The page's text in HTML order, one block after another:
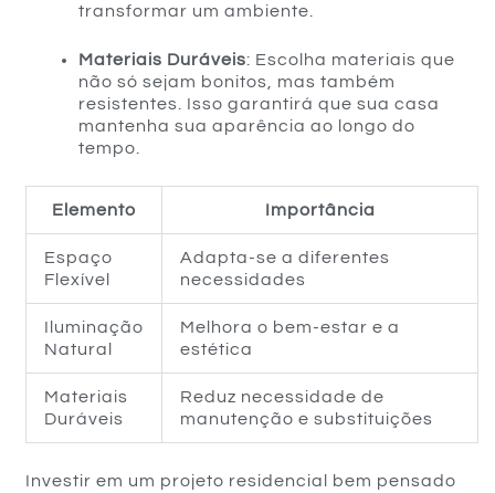
transformar um ambiente.
Materiais Duráveis: Escolha materiais que
não só sejam bonitos, mas também
resistentes. Isso garantirá que sua casa
mantenha sua aparência ao longo do
tempo.
Elemento Importância
Espaço
Flexível
Adapta-se a diferentes
necessidades
Iluminação
Natural
Melhora o bem-estar e a
estética
Materiais
Duráveis
Reduz necessidade de
manutenção e substituições
Investir em um projeto residencial bem pensado